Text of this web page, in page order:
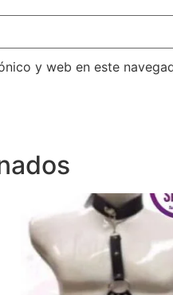
y web en este